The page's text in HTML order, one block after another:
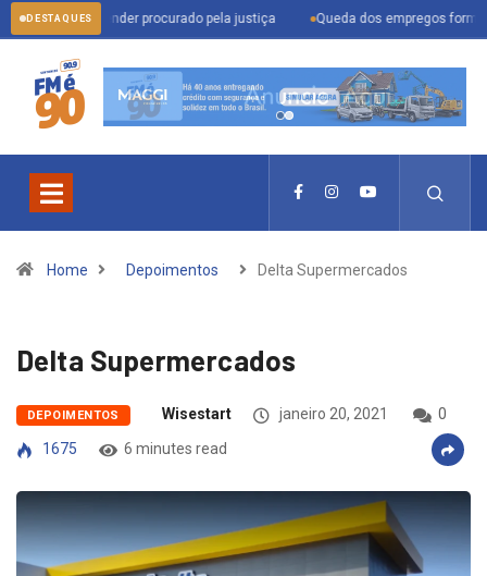
DESTAQUES
prender procurado pela justiça Queda dos empregos formais em Itu
Home Depoimentos Delta Supermercados
Delta Supermercados
DEPOIMENTOS Wisestart janeiro 20, 2021
0
1675
6 minutes read